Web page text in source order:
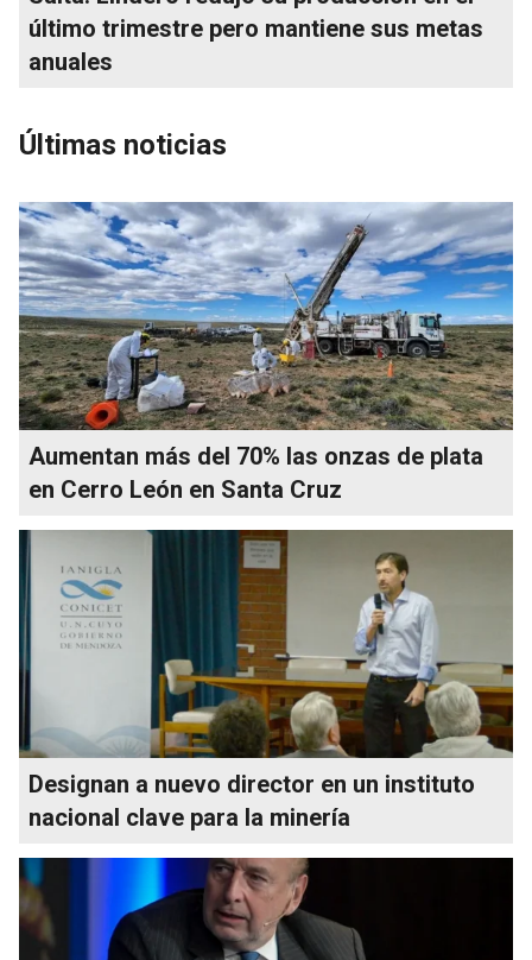
último trimestre pero mantiene sus metas
anuales
Últimas noticias
Aumentan más del 70% las onzas de plata
en Cerro León en Santa Cruz
Designan a nuevo director en un instituto
nacional clave para la minería